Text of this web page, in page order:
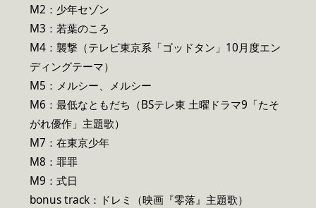
M2：少年セゾン
M3：若葉のころ
M4：襲撃（テレビ東京系「ゴッドタン」10月度エン
ディングテーマ）
M5：メルシー、メルシー
M6：最低なともだち（BSテレ東 土曜ドラマ9「たそ
がれ優作」主題歌）
M7：在東京少年
M8：罪罪
M9：式日
bonus track：ドレミ（映画『零落』主題歌）